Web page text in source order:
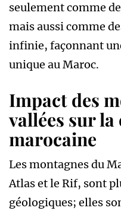
seulement comme
mais aussi comme
infinie, façonnant
unique au Maroc.
Impact des
vallées sur
marocaine
Les montagnes du
Atlas et le Rif, sont
géologiques; elles